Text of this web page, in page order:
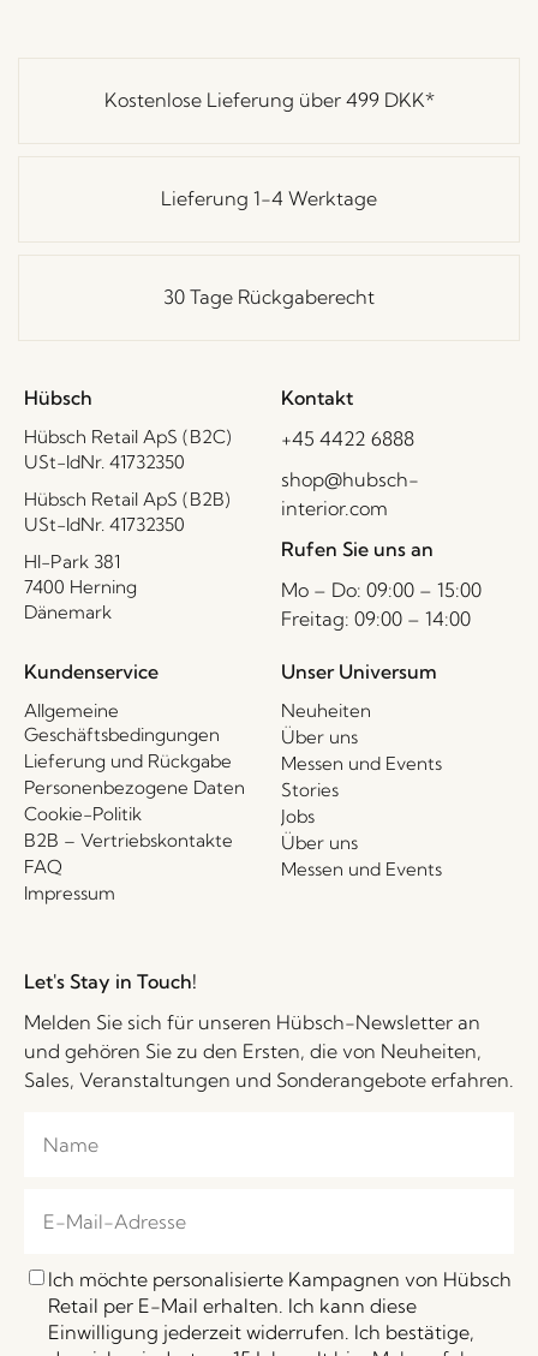
Kostenlose Lieferung über 499 DKK*
Lieferung 1-4 Werktage
30 Tage Rückgaberecht
Hübsch
Hübsch Retail ApS (B2C)
USt-IdNr. 41732350
Hübsch Retail ApS (B2B)
USt-IdNr. 41732350
HI-Park 381
7400 Herning
Dänemark
Kontakt
+45 4422 6888
shop@hubsch-
interior.com
Rufen Sie uns an
Mo – Do: 09:00 – 15:00
Freitag: 09:00 – 14:00
Kundenservice
Allgemeine
Geschäftsbedingungen
Lieferung und Rückgabe
Personenbezogene Daten
Cookie-Politik
B2B – Vertriebskontakte
FAQ
Impressum
Unser Universum
Neuheiten
Über uns
Messen und Events
Stories
Jobs
Über uns
Messen und Events
Let's Stay in Touch!
Melden Sie sich für unseren Hübsch-Newsletter an
und gehören Sie zu den Ersten, die von Neuheiten,
Sales, Veranstaltungen und Sonderangebote erfahren.
Ich möchte personalisierte Kampagnen von Hübsch
Retail per E-Mail erhalten. Ich kann diese
Einwilligung jederzeit widerrufen. Ich bestätige,